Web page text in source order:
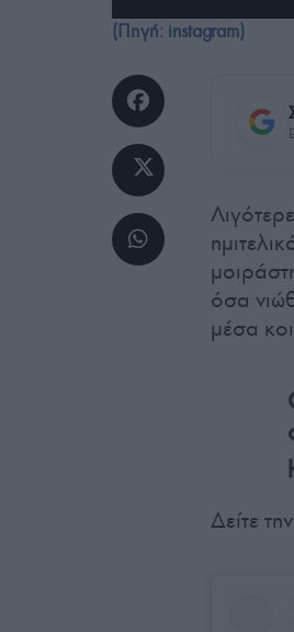
(Πηγή: instagram)
όσα
μέσα
Δείτε